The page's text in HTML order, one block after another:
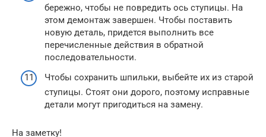
бережно, чтобы не повредить ось ступицы. На
этом демонтаж завершен. Чтобы поставить
новую деталь, придется выполнить все
перечисленные действия в обратной
последовательности.
Чтобы сохранить шпильки, выбейте их из старой
ступицы. Стоят они дорого, поэтому исправные
детали могут пригодиться на замену.
На заметку!